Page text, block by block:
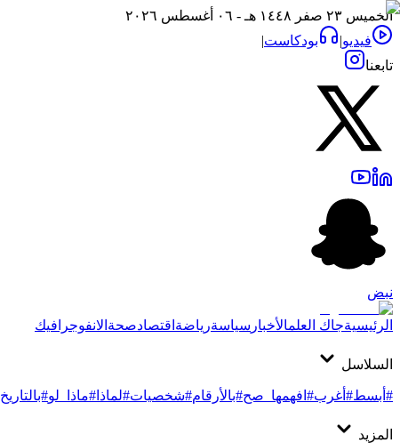
الخميس ٢٣ صفر ١٤٤٨ هـ - ٠٦ أغسطس ٢٠٢٦
فيديو| بودكاست|
تابعنا
نبض
الرئيسيةجاك العلمالأخبار سياسةرياضة اقتصادصحة الانفوجرافيك
السلاسل
#أبسط#أغرب#افهمها_صح#بالأرقام#شخصيات#لماذا #ماذا_لو#بالتاريخ
المزيد